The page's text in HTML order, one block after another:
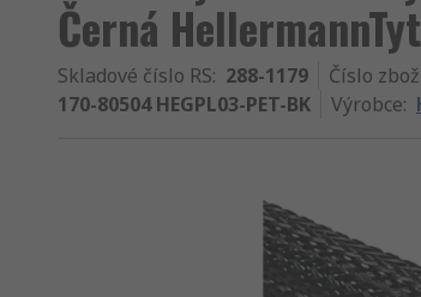
Černá
Skladové číslo RS: 288-1179 Číslo
170-80504 HEGPL03-PET-BK
Výrobce: